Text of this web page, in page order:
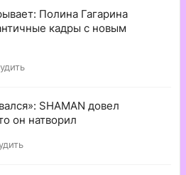
Полина Гагарина
кадры с новым
SHAMAN довел
он натворил